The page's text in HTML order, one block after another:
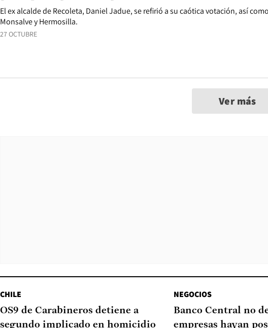
27 OCTUBRE
El ex alcalde de Recoleta, Daniel Jadue, se refirió a su caótica votación, así
Monsalve y Hermosilla.
Ver más
CHILE
OS9 de Carabineros detiene a
segundo implicado en homicidio
NEGOCIOS
Banco Central no
empresas hayan